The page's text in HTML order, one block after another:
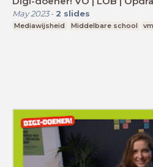
May 2023- 2 slides
Mediawijsheid Middelbare school